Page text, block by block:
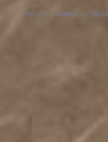
Proudly powered by